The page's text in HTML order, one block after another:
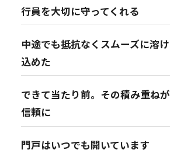
行員を大切に守ってくれる
中途でも抵抗なくスムーズに溶け
込めた
できて当たり前。その積み重ねが
信頼に
門戸はいつでも開いています